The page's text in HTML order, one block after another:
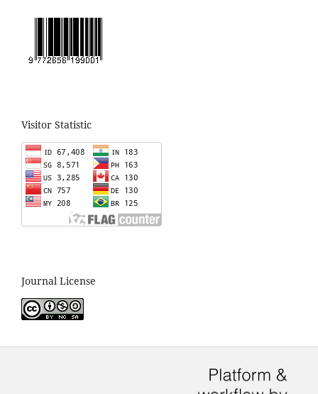
Visitor Statistic
Journal License